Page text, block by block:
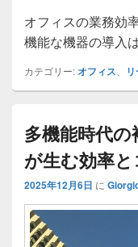
オフィスの業務効
機能な機器の導入
カテゴリー:オフィス
多機能時代
が生む効率
2025年12月6日 に